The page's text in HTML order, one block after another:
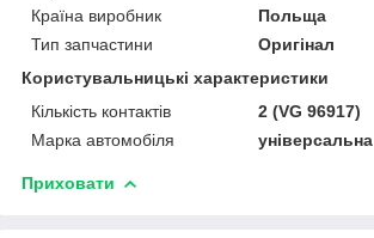
Країна виробник
Польща
Тип запчастини
Оригінал
Користувальницькі характеристики
Кількість контактів
2 (VG 96917)
Марка автомобіля
універсальна
Приховати